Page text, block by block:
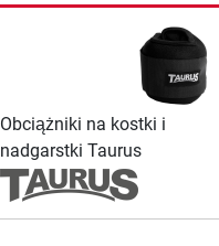
Obciążniki na kostki i
nadgarstki Taurus